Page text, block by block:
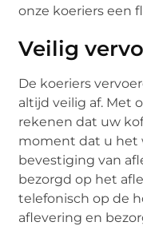
onze koeriers een
Veilig
De koeriers
altijd veilig af. Met
rekenen dat uw
moment dat u het
bevestiging van
bezorgd op het
telefonisch op de
aflevering en